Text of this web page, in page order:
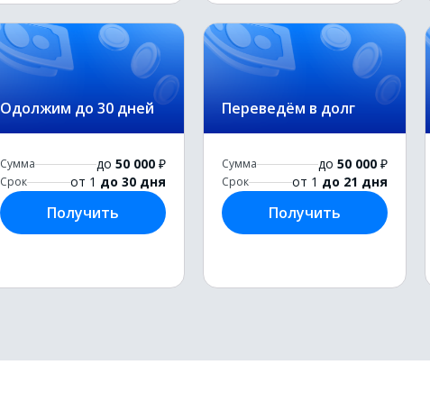
Одолжим до 30 дней
Сумма до 50 000 ₽
Срок от 1 до 30 дня
Получить
Переведём в долг
Сумма до 50 000 ₽
Срок от 1 до 21 дня
Получить